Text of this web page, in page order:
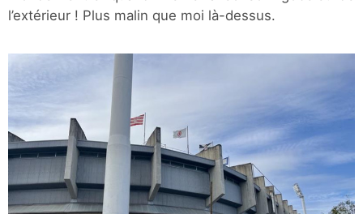
l’extérieur ! Plus malin que moi là-dessus.